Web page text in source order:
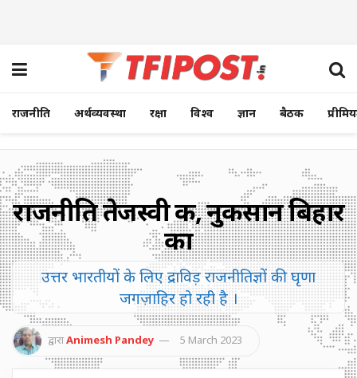
राजनीति अर्थव्यवस्था रक्षा विश्व ज्ञान बैठक
राजनीति तेजस्वी की, नुकसान बिहार
का
उत्तर भारतीयों के लिए द्राविड़ राजनीतिज्ञों की घृणा
जगज़ाहिर हो रही है ।
द्वाराAnimesh Pandey 5 March 2023